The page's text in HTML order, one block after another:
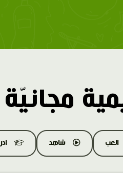
مجانيّة
العب شاهد